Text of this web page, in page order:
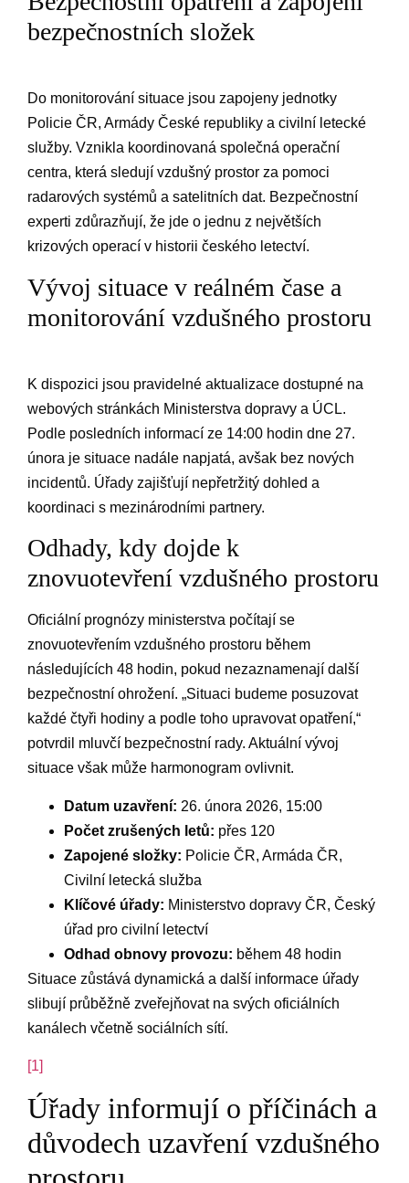
bezpečnostních složek
Do ‍monitorování situace jsou zapojeny⁢ jednotky
Policie ČR, ⁣Armády České⁤ republiky a civilní letecké
služby. Vznikla koordinovaná ⁣společná operační
centra, která ‍sledují vzdušný⁢ prostor ⁢za‌ pomoci
radarových‌ systémů a satelitních dat. ‌Bezpečnostní
experti‌ zdůrazňují, že jde o jednu z největších
krizových operací‍ v historii českého ​letectví.
Vývoj situace v reálném čase a
monitorování⁢ vzdušného prostoru
K dispozici‍ jsou pravidelné aktualizace dostupné na​
webových stránkách ​Ministerstva ‍dopravy a ​ÚCL.‌
Podle ‍posledních informací ze 14:00⁣ hodin dne 27.
⁣února‍ je situace‌ nadále napjatá, avšak bez nových
incidentů. Úřady zajišťují nepřetržitý ⁣dohled a​
koordinaci‍ s mezinárodními ⁣partnery.
Odhady, kdy dojde k ​
znovuotevření ​vzdušného prostoru
Oficiální prognózy ​ministerstva⁢ počítají se
znovuotevřením vzdušného prostoru během
následujících 48 hodin, ⁢pokud‍ nezaznamenají další​
bezpečnostní ohrožení.‍ „Situaci budeme ‌posuzovat
každé ​čtyři hodiny ⁢a podle‍ toho upravovat opatření,“
⁢potvrdil mluvčí​ bezpečnostní rady. Aktuální vývoj
situace⁣ však může harmonogram​ ovlivnit.
Datum uzavření: 26. února 2026, ⁤15:00
Počet zrušených‍ letů: přes 120
Zapojené ‌složky: Policie​ ČR, Armáda ČR,
‌Civilní letecká služba
Klíčové úřady: Ministerstvo dopravy ČR, ​Český
úřad pro civilní⁤ letectví
Odhad obnovy provozu: během ⁤48 hodin
Situace zůstává ‌dynamická a⁢ další informace úřady⁣
slibují průběžně zveřejňovat na svých oficiálních
⁢kanálech včetně sociálních ‍sítí.
[1]
Úřady informují o příčinách a
důvodech​ uzavření vzdušného‍